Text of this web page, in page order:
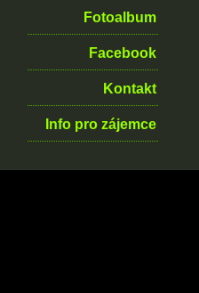
Fotoalbum
Facebook
Kontakt
Info pro zájemce